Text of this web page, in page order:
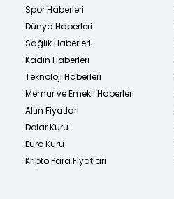
Spor Haberleri
Dünya Haberleri
Sağlık Haberleri
Kadın Haberleri
Teknoloji Haberleri
Memur ve Emekli Haberleri
Altın Fiyatları
Dolar Kuru
Euro Kuru
Kripto Para Fiyatları